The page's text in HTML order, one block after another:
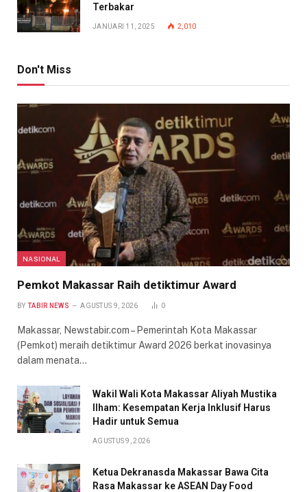
Terbakar
JANUARI 11, 2025 2,010
Don't Miss
NASIONAL
Pemkot Makassar Raih detiktimur Award
BY TABIR NEWS AGUSTUS 9, 2026 0
Makassar, Newstabir.com – Pemerintah Kota Makassar
(Pemkot) meraih detiktimur Award 2026 berkat inovasinya
dalam menata…
Wakil Wali Kota Makassar Aliyah Mustika
Ilham: Kesempatan Kerja Inklusif Harus
Hadir untuk Semua
AGUSTUS 9, 2026
Ketua Dekranasda Makassar Bawa Cita
Rasa Makassar ke ASEAN Day Food